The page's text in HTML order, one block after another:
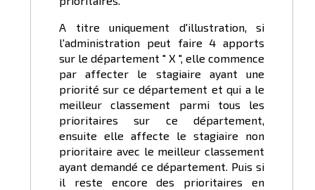
A titre uniquement d'illustration, si
l'administration peut faire 4 apports
sur le département " X ", elle commence
par affecter le stagiaire ayant une
priorité sur ce département et qui a le
meilleur classement parmi tous les
prioritaires sur ce département,
ensuite elle affecte le stagiaire non
prioritaire avec le meilleur classement
ayant demandé ce département. Puis si
il reste encore des prioritaires en